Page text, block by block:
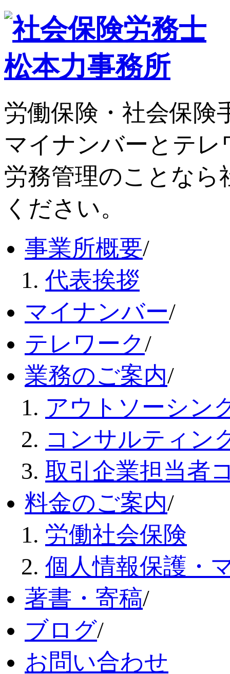
労働保険・社会保険
マイナンバーとテ
労務管理のことなら
ください。
事業所概要/
代表挨拶
マイナンバー/
テレワーク/
業務のご案内/
アウトソーシン
コンサルティン
取引企業担当者
料金のご案内/
労働社会保険
個人情報保護・
著書・寄稿/
ブログ/
お問い合わせ